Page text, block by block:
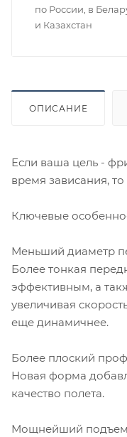
по России, в
и Казахстан
ОПИСАНИЕ
Если ваша цель -
время зависания, то
Ключевые
Меньший диаметр
Более тонкая
эффективным, а
увеличивая
еще динамичнее.
Более плоский
Новая форма
качество полета.
Мощнейший подъем